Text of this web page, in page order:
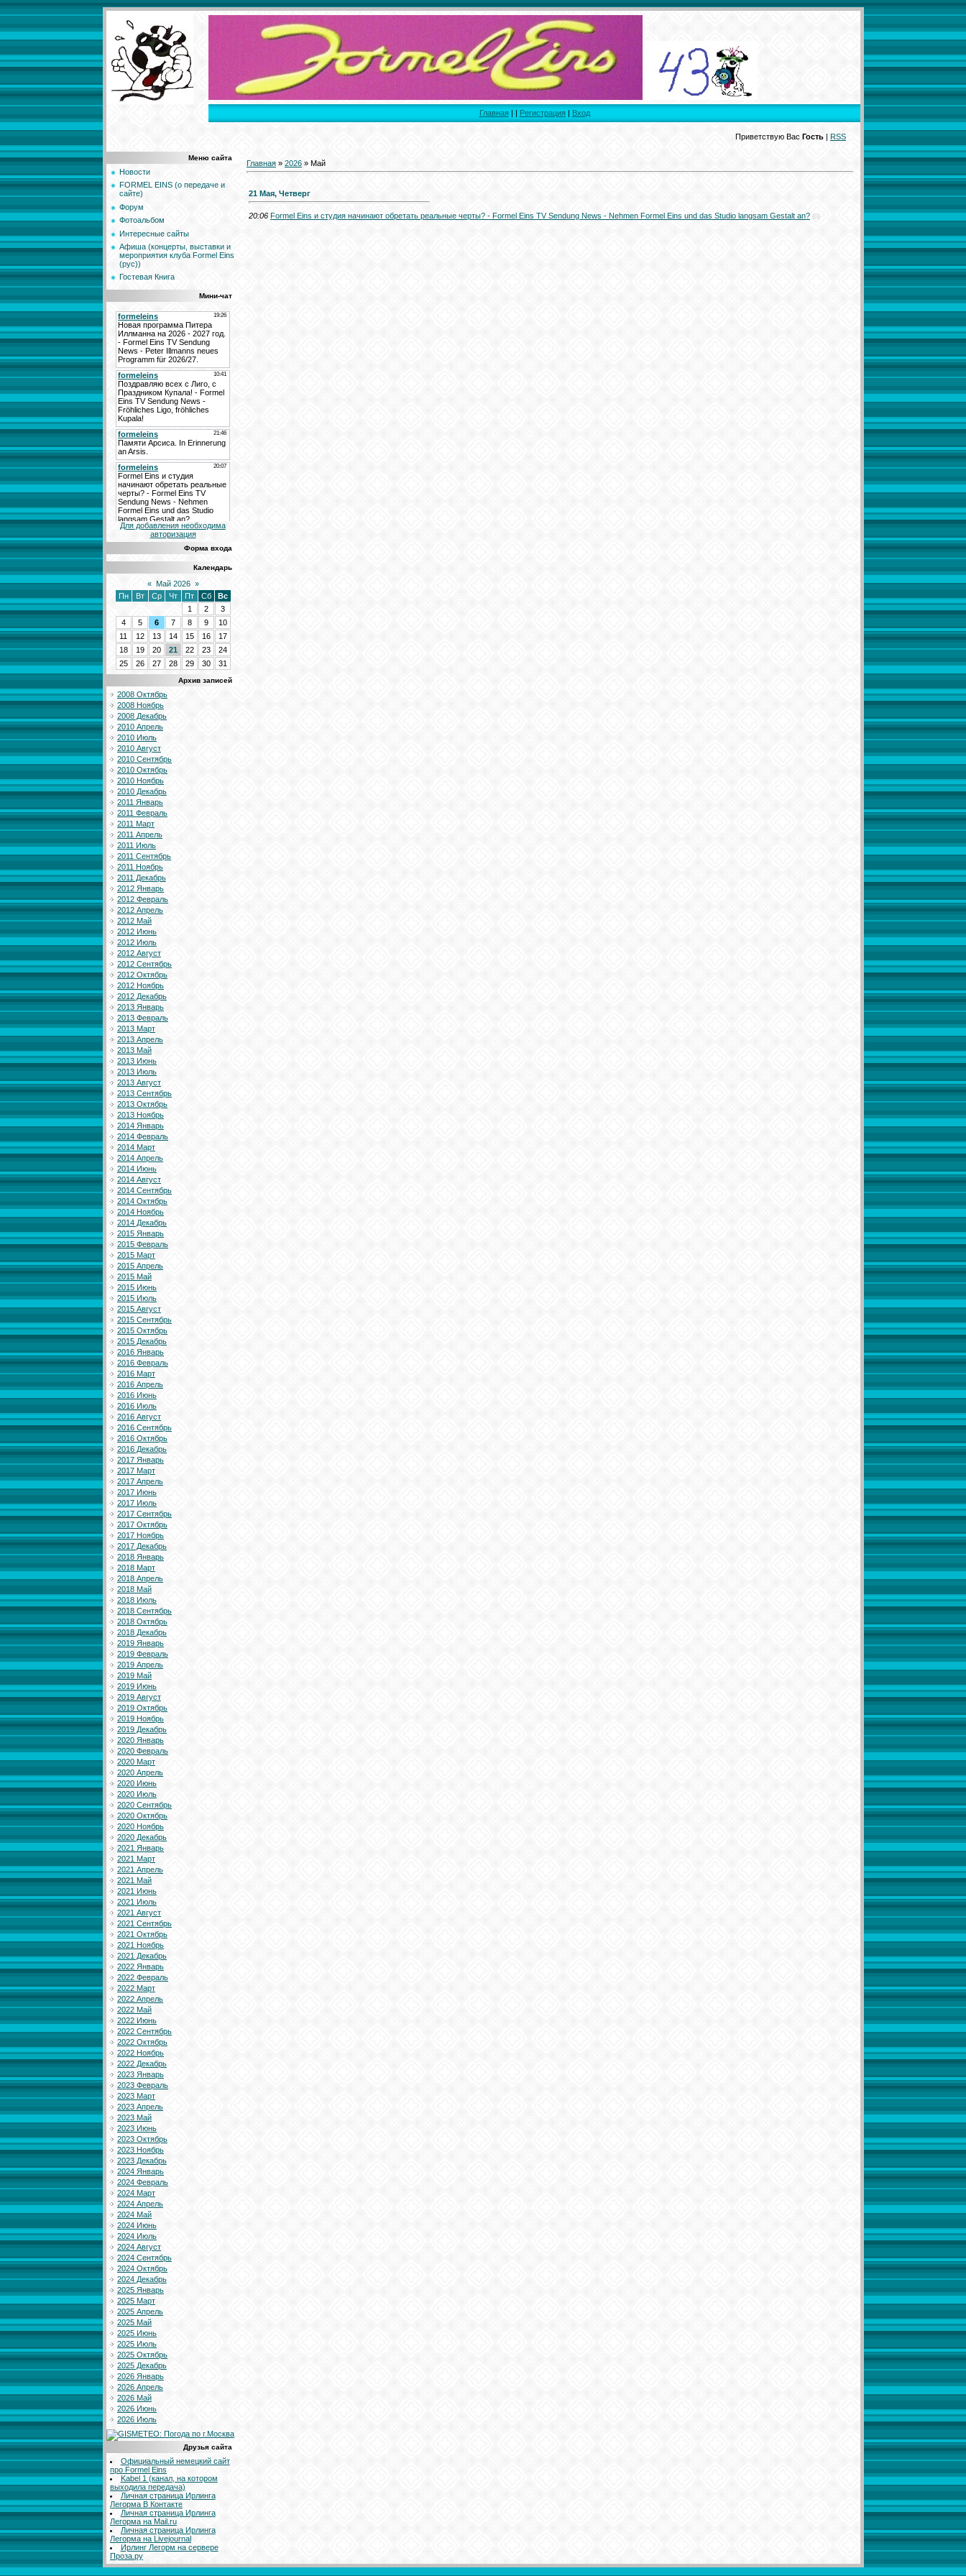
Главная| | Регистрация| Вход
Приветствую Вас Гость | RSS
Меню сайта
Новости
FORMEL EINS (о передаче и
сайте)
Форум
Фотоальбом
Интересные сайты
Афиша (концерты, выставки и
мероприятия клуба Formel Eins
(рус))
Гостевая Книга
Мини-чат
Для добавления необходима
авторизация
Форма входа
Календарь
« Май 2026 »
Пн
Вт Ср Чт Пт Сб
Вс
1
2
3
4
5 6 7 8 9
10
11
12 13 14 15 16
17
18
19 20 21 22 23
24
25
26 27 28 29 30 31
Архив записей
2008 Октябрь
2008 Ноябрь
2008 Декабрь
2010 Апрель
2010 Июль
2010 Август
2010 Сентябрь
2010 Октябрь
2010 Ноябрь
2010 Декабрь
2011 Январь
2011 Февраль
2011 Март
2011 Апрель
2011 Июль
2011 Сентябрь
2011 Ноябрь
2011 Декабрь
2012 Январь
2012 Февраль
2012 Апрель
2012 Май
2012 Июнь
2012 Июль
2012 Август
2012 Сентябрь
2012 Октябрь
2012 Ноябрь
2012 Декабрь
2013 Январь
2013 Февраль
2013 Март
2013 Апрель
2013 Май
2013 Июнь
2013 Июль
2013 Август
2013 Сентябрь
2013 Октябрь
2013 Ноябрь
2014 Январь
2014 Февраль
2014 Март
2014 Апрель
2014 Июнь
2014 Август
2014 Сентябрь
2014 Октябрь
2014 Ноябрь
2014 Декабрь
2015 Январь
2015 Февраль
2015 Март
2015 Апрель
2015 Май
2015 Июнь
2015 Июль
2015 Август
2015 Сентябрь
2015 Октябрь
2015 Декабрь
2016 Январь
2016 Февраль
2016 Март
2016 Апрель
2016 Июнь
2016 Июль
2016 Август
2016 Сентябрь
2016 Октябрь
2016 Декабрь
2017 Январь
2017 Март
2017 Апрель
2017 Июнь
2017 Июль
2017 Сентябрь
2017 Октябрь
2017 Ноябрь
2017 Декабрь
2018 Январь
2018 Март
2018 Апрель
2018 Май
2018 Июль
2018 Сентябрь
2018 Октябрь
2018 Декабрь
2019 Январь
2019 Февраль
2019 Апрель
2019 Май
2019 Июнь
2019 Август
2019 Октябрь
2019 Ноябрь
2019 Декабрь
2020 Январь
2020 Февраль
2020 Март
2020 Апрель
2020 Июнь
2020 Июль
2020 Сентябрь
2020 Октябрь
2020 Ноябрь
2020 Декабрь
2021 Январь
2021 Март
2021 Апрель
2021 Май
2021 Июнь
2021 Июль
2021 Август
2021 Сентябрь
2021 Октябрь
2021 Ноябрь
2021 Декабрь
2022 Январь
2022 Февраль
2022 Март
2022 Апрель
2022 Май
2022 Июнь
2022 Сентябрь
2022 Октябрь
2022 Ноябрь
2022 Декабрь
2023 Январь
2023 Февраль
2023 Март
2023 Апрель
2023 Май
2023 Июнь
2023 Октябрь
2023 Ноябрь
2023 Декабрь
2024 Январь
2024 Февраль
2024 Март
2024 Апрель
2024 Май
2024 Июнь
2024 Июль
2024 Август
2024 Сентябрь
2024 Октябрь
2024 Декабрь
2025 Январь
2025 Март
2025 Апрель
2025 Май
2025 Июнь
2025 Июль
2025 Октябрь
2025 Декабрь
2026 Январь
2026 Апрель
2026 Май
2026 Июнь
2026 Июль
Друзья сайта
Официальный немецкий сайт
про Formel Eins
Kabel 1 (канал, на котором
выходила передача)
Личная страница Ирлинга
Легорма В Контакте
Личная страница Ирлинга
Легорма на Mail.ru
Личная страница Ирлинга
Легорма на Livejournal
Ирлинг Легорм на сервере
Проза.ру
Главная » 2026 » Май
21 Мая, Четверг
20:06 Formel Eins и студия начинают обретать реальные черты? - Formel Eins TV Sendung News - Nehmen Formel Eins und das Studio langsam Gestalt an? (0)